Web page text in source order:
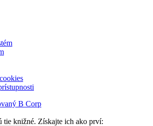
B Corp
tie knižné. Získajte ich ako prví: